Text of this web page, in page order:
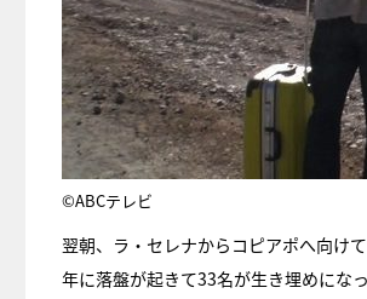
©ABCテレビ
翌朝、ラ・セレナからコピアポへ向け
年に落盤が起きて33名が生き埋めにな